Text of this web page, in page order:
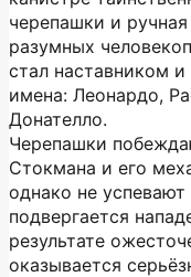
черепашки и
разумных
стал наставником
имена: Леонардо,
Донателло.
Черепашки
Стокмана и его
однако не
подвергается
результате
оказывается